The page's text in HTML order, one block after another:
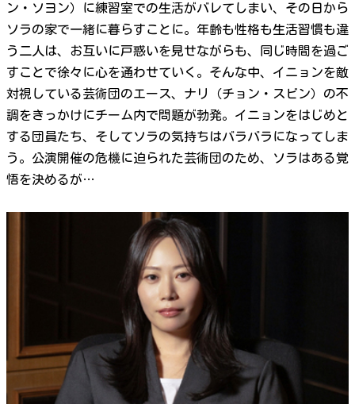
ン・ソヨン）に練習室での生活がバレてしまい、その日から
ソラの家で一緒に暮らすことに。年齢も性格も生活習慣も違
う二人は、お互いに戸惑いを見せながらも、同じ時間を過ご
すことで徐々に心を通わせていく。そんな中、イニョンを敵
対視している芸術団のエース、ナリ（チョン・スビン）の不
調をきっかけにチーム内で問題が勃発。イニョンをはじめと
する団員たち、そしてソラの気持ちはバラバラになってしま
う。公演開催の危機に迫られた芸術団のため、ソラはある覚
悟を決めるが…